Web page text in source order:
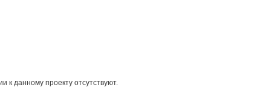
к данному проекту отсутствуют.